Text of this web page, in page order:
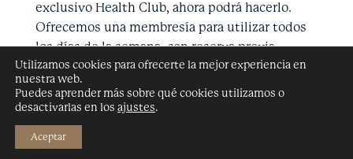
exclusivo Health Club, ahora podrá hacerlo.
Ofrecemos una membresía para utilizar todos
los días de la semana, con reserva previa.
de cancelamento
Utilizamos cookies para ofrecerte la mejor experiencia en
nuestra web.
Puedes aprender más sobre qué cookies utilizamos o
desactivarlas en los ajustes.
Aceptar